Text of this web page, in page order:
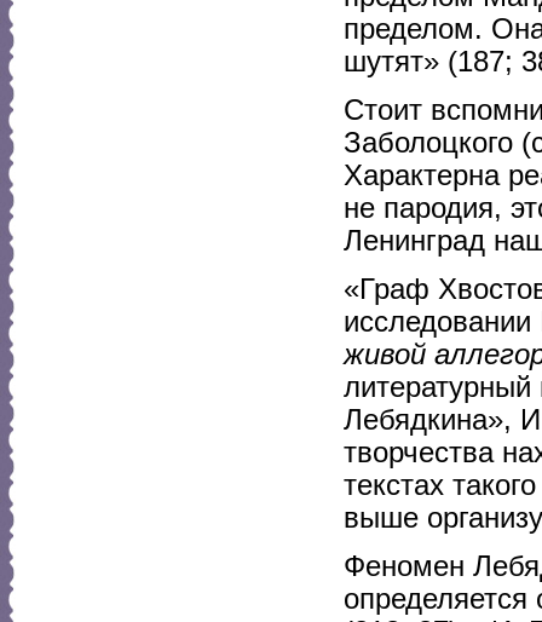
пределом.
шутят» (187;
Стоит
Заболоцкого
Характерна
не пародия,
Ленинград
«Граф
живой
Лебядкина»,
творчества
текстах
выше
Феномен